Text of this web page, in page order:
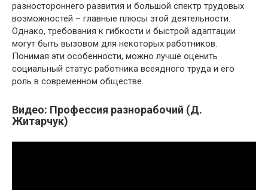
разностороннего развития и большой спектр трудовых
возможностей – главные плюсы этой деятельности.
Однако, требования к гибкости и быстрой адаптации
могут быть вызовом для некоторых работников.
Понимая эти особенности, можно лучше оценить
социальный статус работника всеядного труда и его
роль в современном обществе.
Видео: Профессия разнорабочий (Д.
Житарчук)